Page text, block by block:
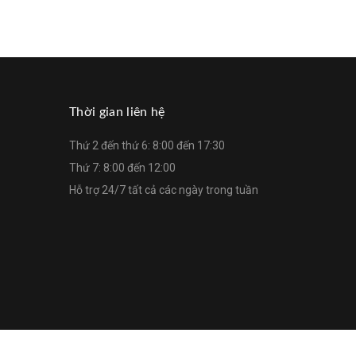
Thời gian liên hệ
Thứ 2 đến thứ 6: 8:00 đến 17:30
Thứ 7: 8:00 đến 12:00
Hỗ trợ 24/7 tất cả các ngày trong tuần